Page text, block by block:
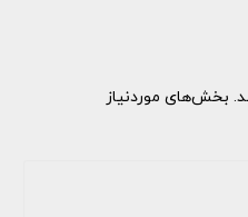
بخش‌های موردنیاز